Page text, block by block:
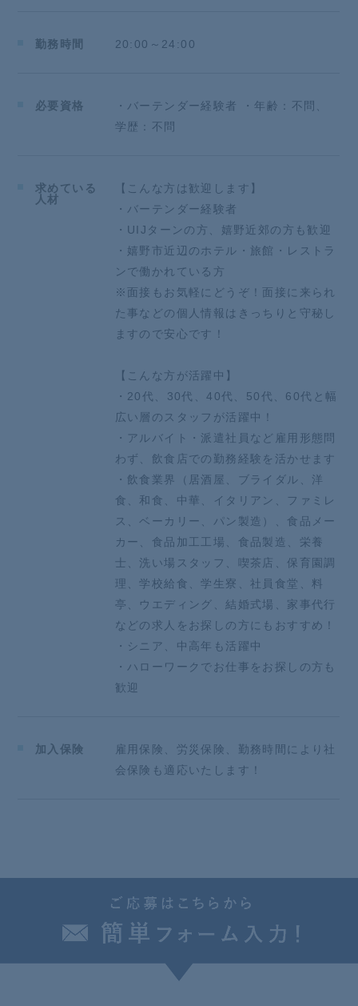
勤務時間 20:00～24:00
必要資格
・バーテンダー経験者 ・年齢：不問、
学歴：不問
求めている
人材
【こんな方は歓迎します】
・バーテンダー経験者
・UIJターンの方、嬉野近郊の方も歓迎
・嬉野市近辺のホテル・旅館・レストラ
ンで働かれている方
※面接もお気軽にどうぞ！面接に来られ
た事などの個人情報はきっちりと守秘し
ますので安心です！
【こんな方が活躍中】
・20代、30代、40代、50代、60代と幅
広い層のスタッフが活躍中！
・アルバイト・派遣社員など雇用形態問
わず、飲食店での勤務経験を活かせます
・飲食業界（居酒屋、ブライダル、洋
食、和食、中華、イタリアン、ファミレ
ス、ベーカリー、パン製造）、食品メー
カー、食品加工工場、食品製造、栄養
士、洗い場スタッフ、喫茶店、保育園調
理、学校給食、学生寮、社員食堂、料
亭、ウエディング、結婚式場、家事代行
などの求人をお探しの方にもおすすめ！
・シニア、中高年も活躍中
・ハローワークでお仕事をお探しの方も
歓迎
加入保険
雇用保険、労災保険、勤務時間により社
会保険も適応いたします！